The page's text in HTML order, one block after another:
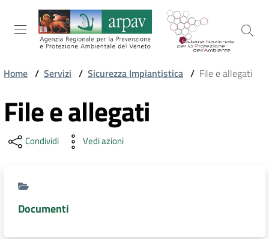
Salta al contenuto
Salta alla navigazione
Salta al footer
TEMI
TERRITORIO
Home / Servizi / Sicurezza Impiantistica / File e allegati
File e allegati
Condividi Vedi azioni
Documenti